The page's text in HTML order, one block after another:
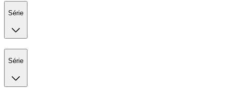
Série
Série